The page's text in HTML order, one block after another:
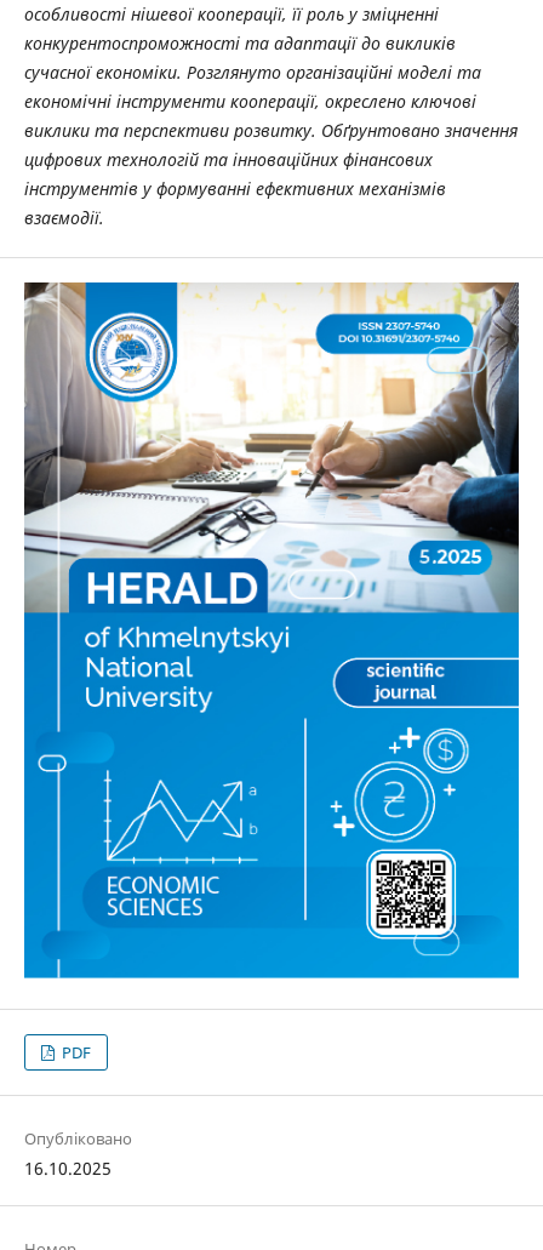
особливості нішевої кооперації, її роль у зміцненні
конкурентоспроможності та адаптації до викликів
сучасної економіки. Розглянуто організаційні моделі та
економічні інструменти кооперації, окреслено ключові
виклики та перспективи розвитку. Обґрунтовано значення
цифрових технологій та інноваційних фінансових
інструментів у формуванні ефективних механізмів
взаємодії.
PDF
Опубліковано
16.10.2025